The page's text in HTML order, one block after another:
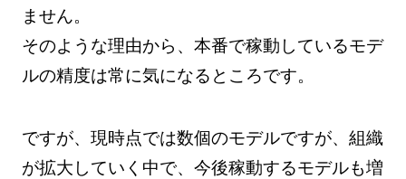
ません。
そのような理由から、本番で稼動しているモデ
ルの精度は常に気になるところです。
ですが、現時点では数個のモデルですが、組織
が拡大していく中で、今後稼動するモデルも増